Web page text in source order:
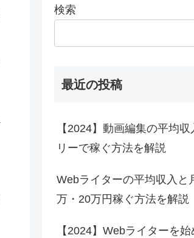
検索
最近の投稿
【2024】動画編集の平均
リーで稼ぐ方法を解説
Webライターの平均収入と
万・20万円稼ぐ方法を解説
【2024】Webライターを始